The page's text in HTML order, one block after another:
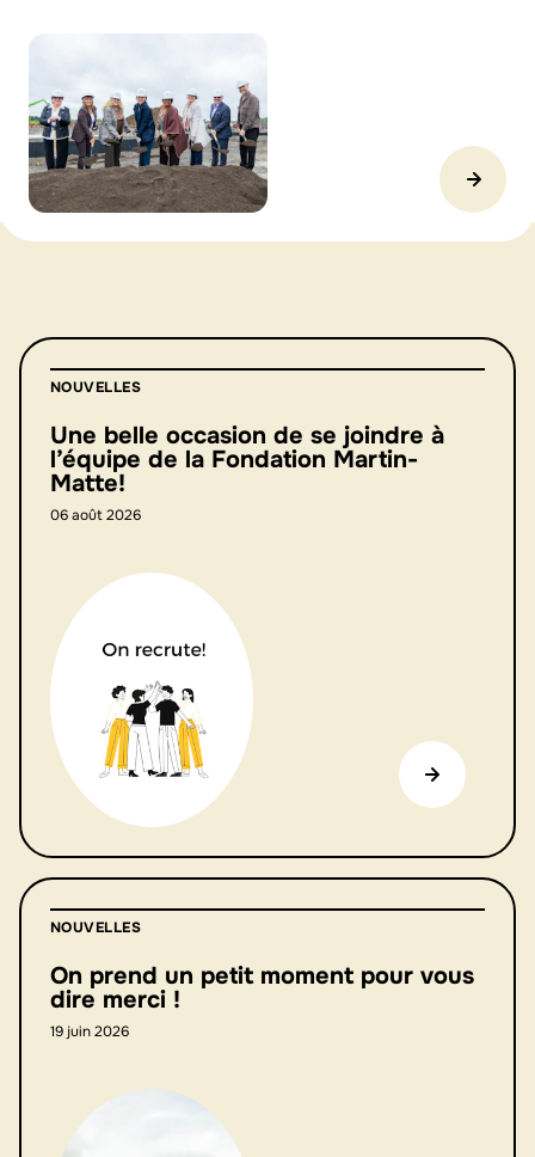
NOUVELLES
Une belle occasion de se joindre à
l’équipe de la Fondation Martin-
Matte!
06 août 2026
NOUVELLES
On prend un petit moment pour vous
dire merci !
19 juin 2026